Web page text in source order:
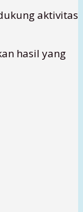
aktivitas
hasil yang